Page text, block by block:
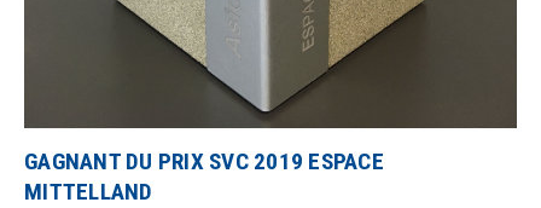
GAGNANT DU PRIX SVC 2019 ESPACE
MITTELLAND